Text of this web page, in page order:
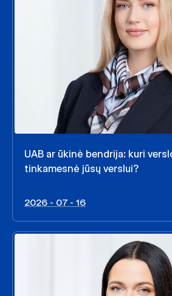
UAB ar ūkinė bendrija: kuri
tinkamesnė jūsų verslui?
2026 - 07 - 16